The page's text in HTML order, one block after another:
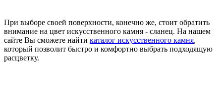
При выборе своей поверхности, конечно же, стоит обратить
внимание на цвет искусственного камня - сланец. На нашем
сайте Вы сможете найти каталог искусственного камня,
который позволит быстро и комфортно выбрать подходящую
расцветку.